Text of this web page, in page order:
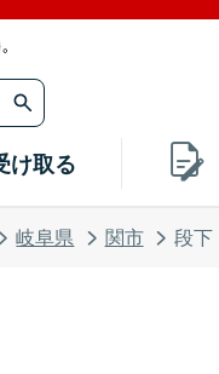
け取る
岐阜県 関市 段下